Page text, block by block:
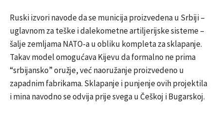
Ruski izvori navode da se municija proizvedena u Srbiji –
uglavnom za teške i dalekometne artiljerijske sisteme –
šalje zemljama NATO-a u obliku kompleta za sklapanje.
Takav model omogućava Kijevu da formalno ne prima
“srbijansko” oružje, već naoružanje proizvedeno u
zapadnim fabrikama. Sklapanje i punjenje ovih projektila
i mina navodno se odvija prije svega u Češkoj i Bugarskoj.